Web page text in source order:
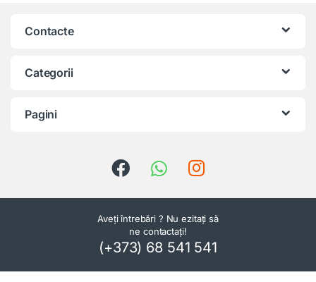
Contacte
Categorii
Pagini
Aveți întrebări ? Nu ezitați să
ne contactați!
(+373) 68 541 541